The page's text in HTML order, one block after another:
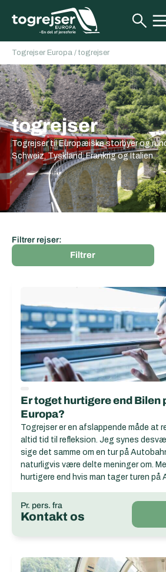
Togrejser Europa / togrejser
togrejser
Togrejser til Europæiske storbyer og
Schweiz, Tyskland, Frankrig og Italien.
Filtrer rejser:
Filtrer
Er toget hurtigere end Bilen
Europa?
Togrejser er en afslappende måde at
altid tid til refleksion. Jeg synes
sige det samme om en tur på
naturligvis være delte meninger om.
hurtigere end hvis man tager turen på
Pr. pers. fra
Kontakt os